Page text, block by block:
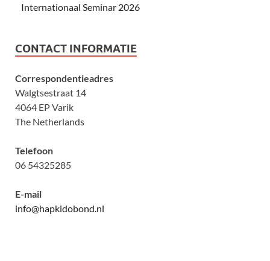
Internationaal Seminar 2026
CONTACT INFORMATIE
Correspondentieadres
Walgtsestraat 14
4064 EP Varik
The Netherlands
Telefoon
06 54325285
E-mail
info@hapkidobond.nl